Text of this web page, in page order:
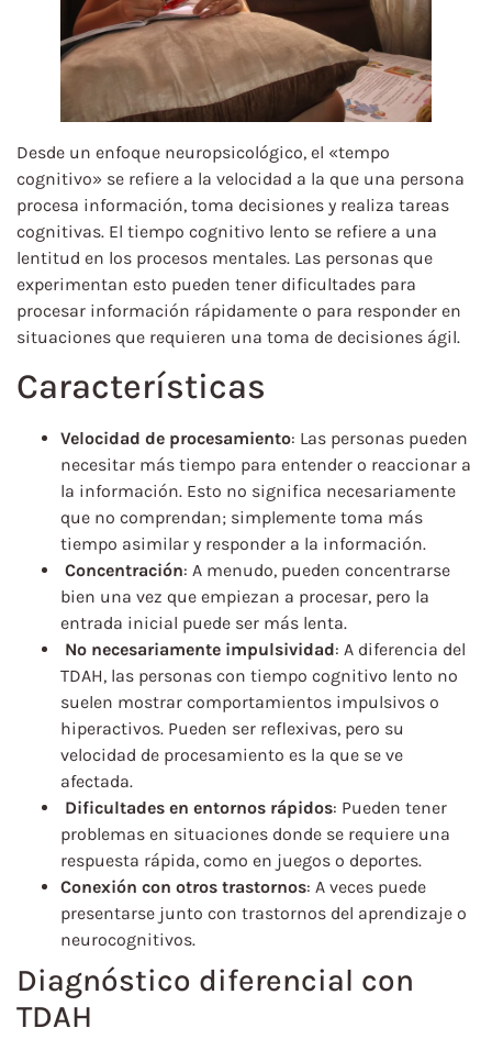
Desde un enfoque neuropsicológico, el «tempo
cognitivo» se refiere a la velocidad a la que una persona
procesa información, toma decisiones y realiza tareas
cognitivas. El tiempo cognitivo lento se refiere a una
lentitud en los procesos mentales. Las personas que
experimentan esto pueden tener dificultades para
procesar información rápidamente o para responder en
situaciones que requieren una toma de decisiones ágil.
Características
Velocidad de procesamiento: Las personas pueden
necesitar más tiempo para entender o reaccionar a
la información. Esto no significa necesariamente
que no comprendan; simplemente toma más
tiempo asimilar y responder a la información.
Concentración: A menudo, pueden concentrarse
bien una vez que empiezan a procesar, pero la
entrada inicial puede ser más lenta.
No necesariamente impulsividad: A diferencia del
TDAH, las personas con tiempo cognitivo lento no
suelen mostrar comportamientos impulsivos o
hiperactivos. Pueden ser reflexivas, pero su
velocidad de procesamiento es la que se ve
afectada.
Dificultades en entornos rápidos: Pueden tener
problemas en situaciones donde se requiere una
respuesta rápida, como en juegos o deportes.
Conexión con otros trastornos: A veces puede
presentarse junto con trastornos del aprendizaje o
neurocognitivos.
Diagnóstico diferencial con
TDAH